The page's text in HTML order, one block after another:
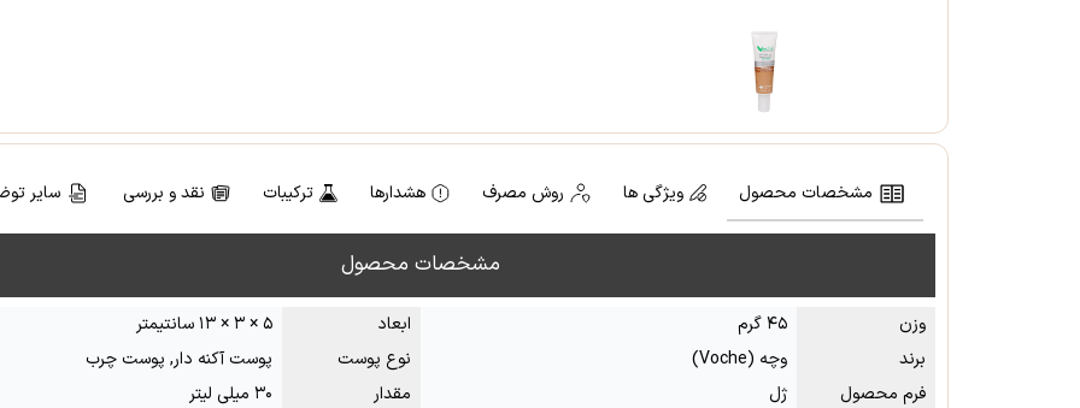
مشخصات محصول ویژگی ها روش مصرف هشدارها ترکیبات نقد و بررسی سایر
مشخصات محصول
وزن ۴۵ گرم ابعاد
۵ × ۳ × ۱۳ سانتیمتر
برند
وچه (Voche) نوع پوست
پوست آکنه دار, پوست چرب
فرم محصول
ژل مقدار
۳۰ میلی لیتر